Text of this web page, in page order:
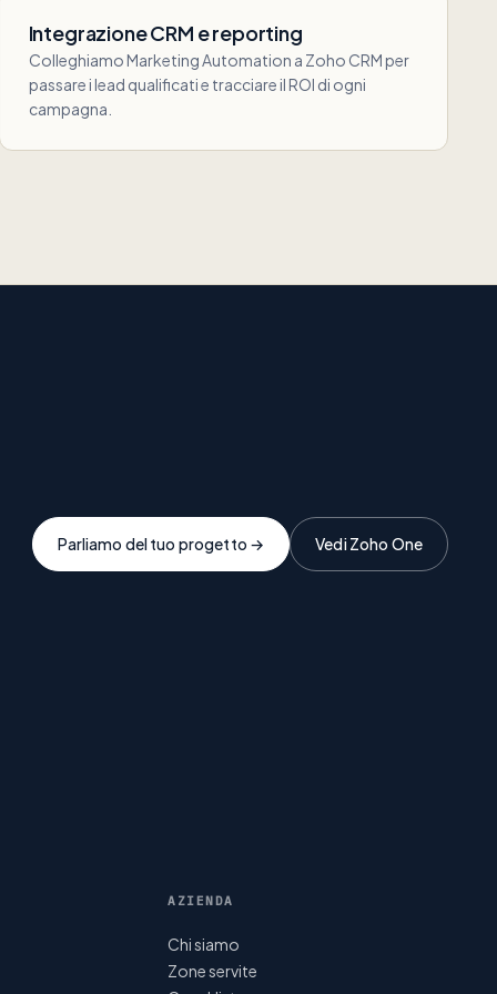
Integrazione CRM e reporting
Colleghiamo Marketing Automation a Zoho CRM per
passare i lead qualificati e tracciare il ROI di ogni
campagna.
Parliamo del tuo progetto → Vedi Zoho One
AZIENDA
Chi siamo
Zone servite